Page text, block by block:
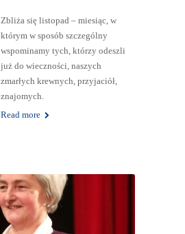
Zbliża się listopad – miesiąc, w
którym w sposób szczególny
wspominamy tych, którzy odeszli
już do wieczności, naszych
zmarłych krewnych, przyjaciół,
znajomych.
Read more